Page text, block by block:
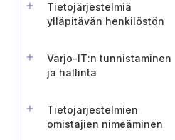
Tietojärjestelmiä
ylläpitävän henkilöstön
Varjo-IT:n tunnistaminen
ja hallinta
Tietojärjestelmien
omistajien nimeäminen